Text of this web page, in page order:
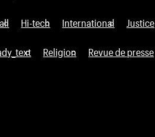
Hi-tech International Justice
Religion Revue de presse